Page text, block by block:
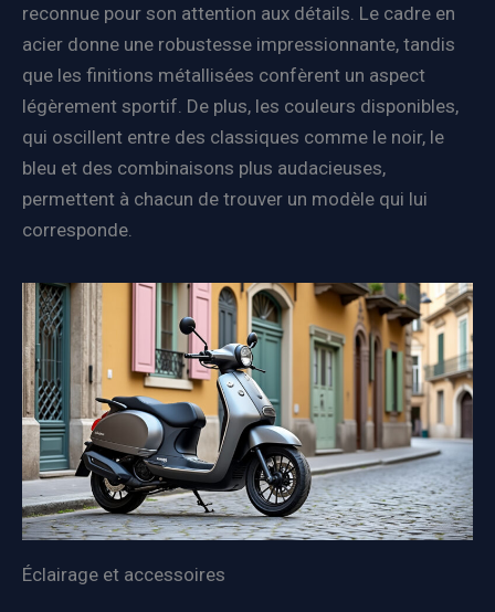
reconnue pour son attention aux détails. Le cadre en
acier donne une robustesse impressionnante, tandis
que les finitions métallisées confèrent un aspect
légèrement sportif. De plus, les couleurs disponibles,
qui oscillent entre des classiques comme le noir, le
bleu et des combinaisons plus audacieuses,
permettent à chacun de trouver un modèle qui lui
corresponde.
Éclairage et accessoires